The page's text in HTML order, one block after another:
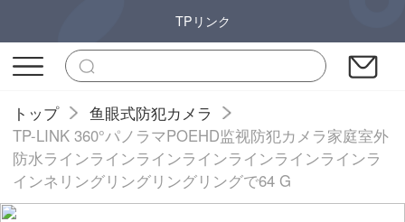
TPリンク
トップ
鱼眼式防犯カメラ
TP-LINK 360°パノラマPOEHD监视防犯カメラ家庭室外
防水ラインラインラインラインラインラインラインラ
インネリングリングリングリングで64 G